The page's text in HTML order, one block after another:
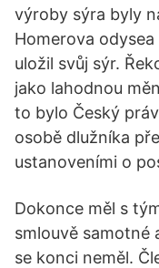
výroby sýra byly
Homerova
uložil svůj sýr.
jako lahodnou
to bylo Český
osobě dlužníka
ustanoveními o
Dokonce měl s
smlouvě samotné
se konci neměl.